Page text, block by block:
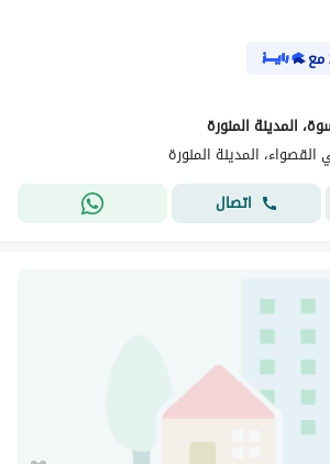
مع
المدينة المنورة
المدينة المنورة
اتصال